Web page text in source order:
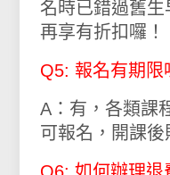
名時已錯過舊
再享有折扣囉！
Q5: 報名有期限
A：有，各類課
可報名，開課後